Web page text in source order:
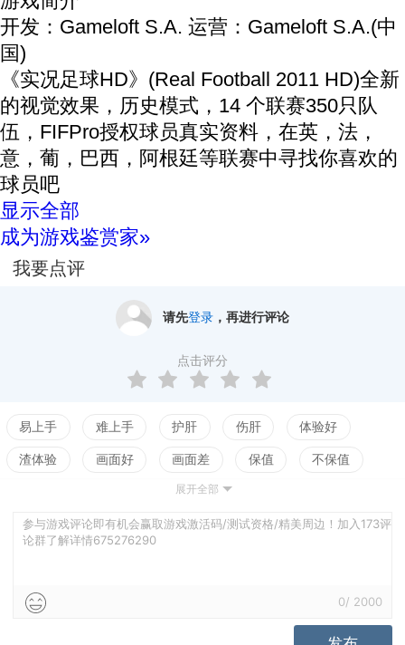
开发：Gameloft S.A. 运营：Gameloft S.A.(中
国)
《实况足球HD》(Real Football 2011 HD)全新
的视觉效果，历史模式，14 个联赛350只队
伍，FIFPro授权球员真实资料，在英，法，
意，葡，巴西，阿根廷等联赛中寻找你喜欢的
球员吧
显示全部
成为游戏鉴赏家»
我要点评
请先登录 ，再进行评论
点击评分
易上手 难上手 护肝 伤肝 体验好
渣体验 画面好 画面差 保值 不保值
测试
展开全部
参与游戏评论即有机会赢取游戏激活码/测试资格/精美周边！加入173评
论群了解详情675276290
0/ 2000